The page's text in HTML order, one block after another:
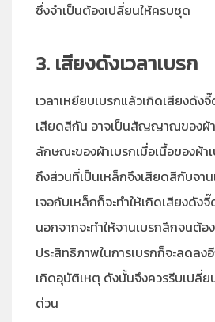
ซึ่งจำเป็นต้องเปลี่ยนให้ครบชุด
3. เสียงดังเวลาเบรก
เวลาเหยียบเบรกแล้วเกิดเสียงดัง
เสียดสีกัน อาจเป็นสัญญาณของผ้
ลักษณะของผ้าเบรกเมื่อเนื้อของผ้า
ถึงส่วนที่เป็นเหล็กจึงเสียดสีกับจาน
เจอกับเหล็กก็จะทำให้เกิดเสียงดัง
นอกจากจะทำให้จานเบรกสึกจนต้อ
ประสิทธิภาพในการเบรกก็จะลดลง
เกิดอุบัติเหตุ ดังนั้นจึงควรรีบเปลี่ย
ด่วน